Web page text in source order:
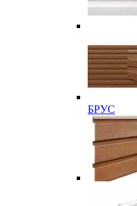
БРУС